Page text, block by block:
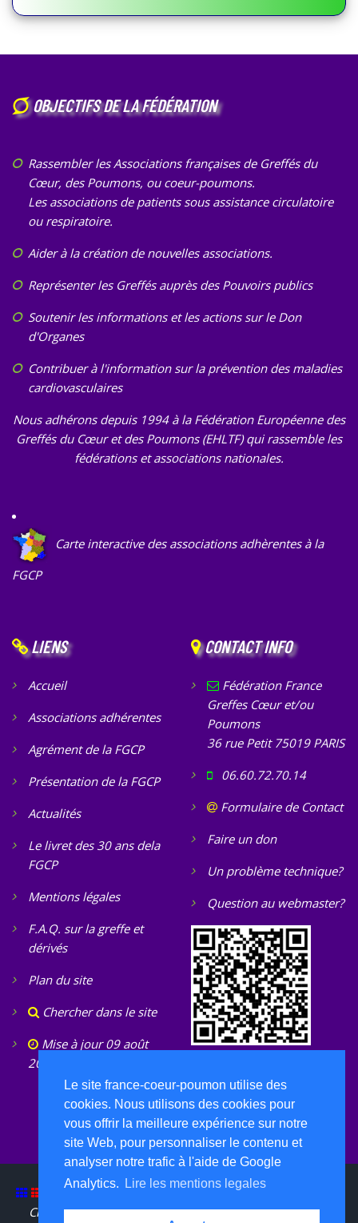
Le site france-coeur-poumon utilise des
cookies. Nous utilisons des cookies pour
vous offrir la meilleure expérience sur notre
site Web, pour personnaliser le contenu et
analyser notre trafic à l'aide de Google
Analytics.
Lire les mentions legales
OBJECTIFS DE LA FÉDÉRATION
Rassembler les Associations françaises de Greffés du
Cœur, des Poumons, ou coeur-poumons.
Les associations de patients sous assistance circulatoire
ou respiratoire.
Aider à la création de nouvelles associations.
Représenter les Greffés auprès des Pouvoirs publics
Soutenir les informations et les actions sur le Don
d'Organes
Contribuer à l'information sur la prévention des maladies
cardiovasculaires
Nous adhérons depuis 1994 à la Fédération Européenne des
Greffés du Cœur et des Poumons (EHLTF) qui rassemble les
fédérations et associations nationales.
Carte interactive des associations adhèrentes à la
FGCP
LIENS
Accueil
Associations adhérentes
Agrément de la FGCP
Présentation de la FGCP
Actualités
Le livret des 30 ans dela
FGCP
Mentions légales
F.A.Q. sur la greffe et
dérivés
Plan du site
Chercher dans le site
Mise à jour 09 août
2026
CONTACT INFO
Fédération France
Greffes Cœur et/ou
Poumons
36 rue Petit 75019 PARIS
06.60.72.70.14
Formulaire de Contact
Faire un don
Un problème technique?
Question au webmaster?
FGCP © 2026 Tous droits réservés - DAUMAL
Christian, web designer, web Developer
|